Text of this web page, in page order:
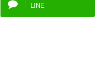
LINE